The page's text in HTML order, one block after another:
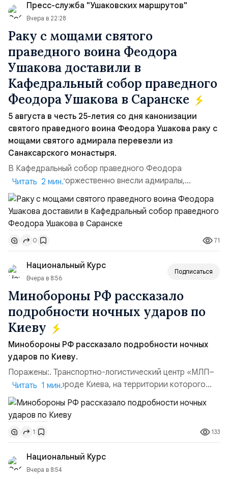
Пресс-служба "Ушаковских маршрутов"
Вчера в 22:28
Раку с мощами святого
праведного воина Феодора
Ушакова доставили в
Кафедральный собор праведного
Феодора Ушакова в Саранске
5 августа в честь 25-летия со дня канонизации
святого праведного воина Феодора Ушакова раку с
мощами святого адмирала перевезли из
Санаксарского монастыря.
В Кафедральный собор праведного Феодора
Ушакова раку торжественно внесли адмиралы,
участвовавшие в канонизации святого праведного
воина Феодора Ушакова 25 лет назад:Адмирал
Владимир Прокофьевич Валуев, командующий
Балтийским флотом ВМФ России (2001–2006
гг.);Адмирал Владимир Петрович Комоедов,
командующий Черноморским флотом ВМФ России
(1998–2002 г...
Читать 2 мин.
0 71
Национальный Курс
Вчера в 8:56
Подписаться
Минобороны РФ рассказало
подробности ночных ударов по
Киеву
Минобороны РФ рассказало подробности ночных
ударов по Киеву.
Поражены:. Транспортно-логистический центр «МЛП–
Чайка» в пригороде Киева, на территории которого
осуществлялось хранение, сборка а также запуск с
прилегающего полевого аэродром «Чайка»
дальнобойных БПЛА ВСУ; Складские помещения
«Транс-Логистик» в Оболонском районе г. Киев,
использовавшиеся для хранения военного
имущества ВСУ; Сортировочны...
Читать 1 мин.
1 133
Национальный Курс
Вчера в 8:54